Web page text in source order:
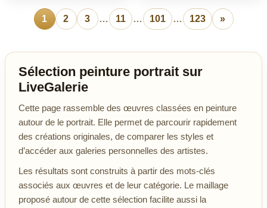
1 2 3 … 11 … 101 … 123 »
Sélection peinture portrait sur
LiveGalerie
Cette page rassemble des œuvres classées en peinture
autour de le portrait. Elle permet de parcourir rapidement
des créations originales, de comparer les styles et
d’accéder aux galeries personnelles des artistes.
Les résultats sont construits à partir des mots-clés
associés aux œuvres et de leur catégorie. Le maillage
proposé autour de cette sélection facilite aussi la